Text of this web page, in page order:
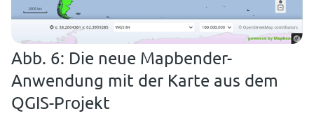
Abb. 6: Die neue Mapbender-
Anwendung mit der Karte aus dem
QGIS-Projekt